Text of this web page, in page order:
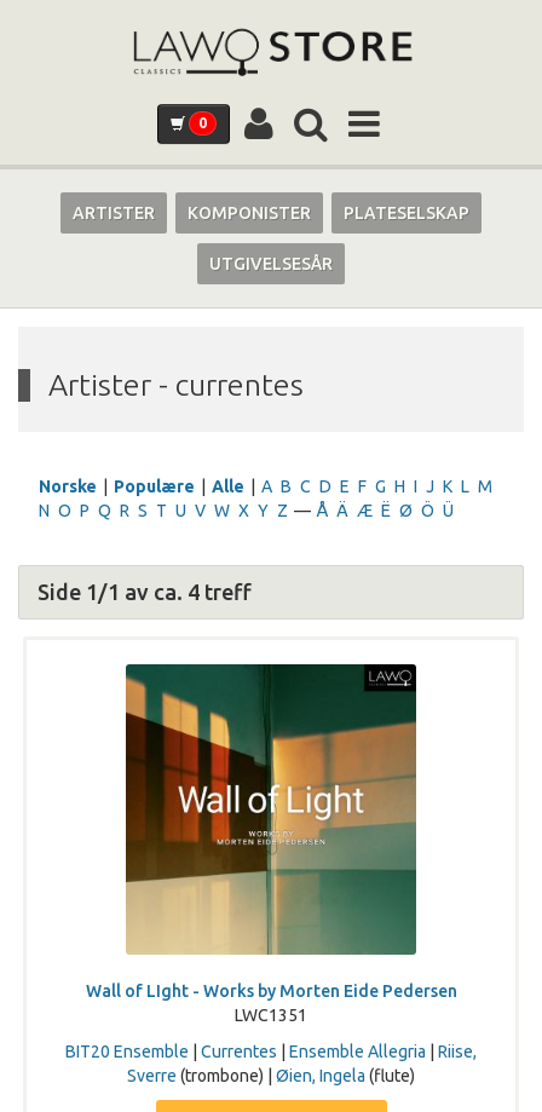
0
ARTISTER KOMPONISTER PLATESELSKAP
UTGIVELSESÅR
Artister - currentes
Norske Populære Alle A B C D E F G H I J K L M
N O P Q R S T U V W X Y Z — Å Ä Æ Ë Ø Ö Ü
Side 1/1 av ca. 4 treff
Wall of LIght - Works by Morten Eide Pedersen
LWC1351
BIT20 Ensemble
Currentes Ensemble Allegria
Riise,
Sverre (trombone) | Øien, Ingela (flute)